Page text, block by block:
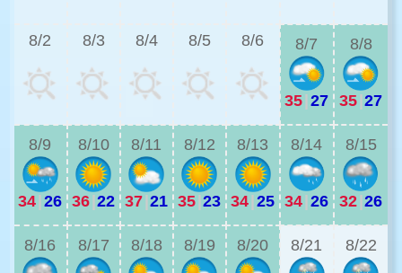
8/2 8/3 8/4 8/5 8/6 8/7
35|27
8/8
35|27
8/9
34|26
8/10
36|22
8/11
37|21
8/12
35|23
8/13
34|25
8/14
34|26
8/15
32|26
8/16 8/17 8/18 8/19 8/20 8/21 8/22